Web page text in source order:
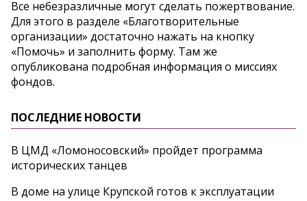
Все небезразличные могут сделать пожертвование.
Для этого в разделе «Благотворительные
организации» достаточно нажать на кнопку
«Помочь» и заполнить форму. Там же
опубликована подробная информация о миссиях
фондов.
ПОСЛЕДНИЕ НОВОСТИ
В ЦМД «Ломоносовский» пройдет программа
исторических танцев
В доме на улице Крупской готов к эксплуатации